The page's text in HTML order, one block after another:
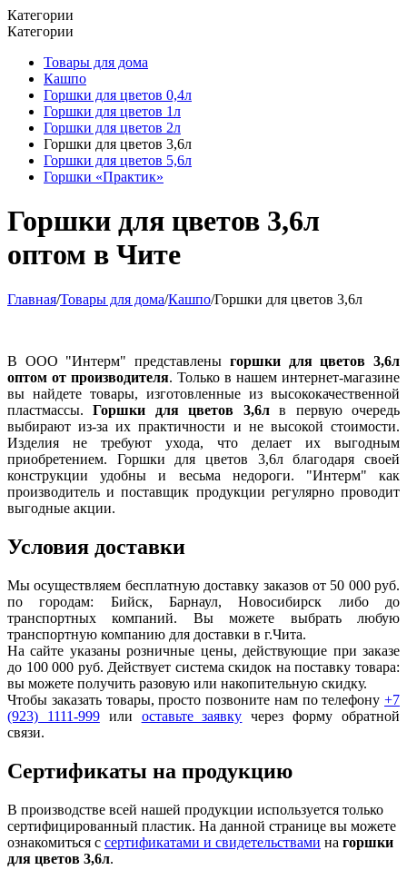
Категории
Категории
Товары для дома
Кашпо
Горшки для цветов 0,4л
Горшки для цветов 1л
Горшки для цветов 2л
Горшки для цветов 3,6л
Горшки для цветов 5,6л
Горшки «Практик»
Горшки для цветов 3,6л
оптом в Чите
Главная/Товары для дома/Кашпо/Горшки для цветов 3,6л
В ООО "Интерм" представлены горшки для цветов 3,6л
оптом от производителя. Только в нашем интернет-магазине
вы найдете товары, изготовленные из высококачественной
пластмассы.Горшки для цветов 3,6л
в первую очередь
выбирают из-за их практичности и не высокой стоимости.
Изделия не требуют ухода, что делает их выгодным
приобретением. Горшки для цветов 3,6л благодаря своей
конструкции удобны и весьма недороги. "Интерм" как
производитель и поставщик продукции регулярно проводит
выгодные акции.
Условия доставки
Мы осуществляем бесплатную доставку заказов от 50 000 руб.
по городам: Бийск, Барнаул, Новосибирск либо до
транспортных компаний. Вы можете выбрать любую
транспортную компанию для доставки в г.Чита.
На сайте указаны розничные цены, действующие при заказе
до 100 000 руб. Действует система скидок на поставку товара:
вы можете получить разовую или накопительную скидку.
Чтобы заказать товары, просто позвоните нам по телефону +7
(923) 1111-999или оставьте заявку
через форму обратной
связи.
Сертификаты на продукцию
В производстве всей нашей продукции используется только
сертифицированный пластик. На данной странице вы можете
ознакомиться с сертификатами и свидетельствами на горшки
для цветов 3,6л.